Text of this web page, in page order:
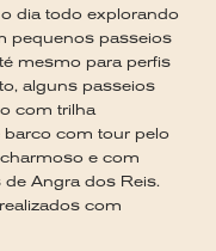
dia todo explorando
pequenos passeios
mesmo para perfis
alguns passeios
com trilha
com tour pelo
e com
Angra dos Reis.
com